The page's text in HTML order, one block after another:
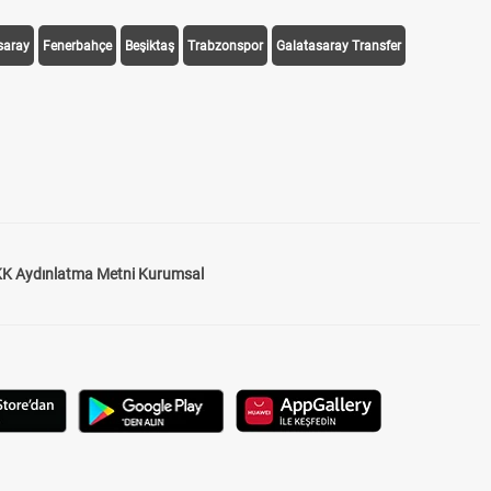
Fenerbahçe Beşiktaş Trabzonspor Galatasaray Transfer
Aydınlatma Metni Kurumsal